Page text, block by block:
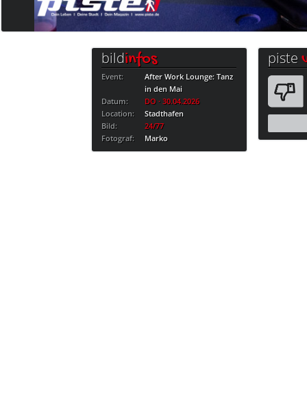
bildinfos
Event:
After Work Lounge: Tanz
in den Mai
Datum:
DO · 30.04.2026
Location:
Stadthafen
Bild:
24/77
Fotograf:
Marko
piste